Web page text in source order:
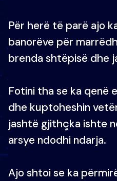
Për herë të parë ajo
banorëve për
brenda shtëpisë dhe
Fotini tha se ka qenë
dhe kuptoheshin
jashtë gjithçka ishte
arsye ndodhi ndarja.
Ajo shtoi se ka